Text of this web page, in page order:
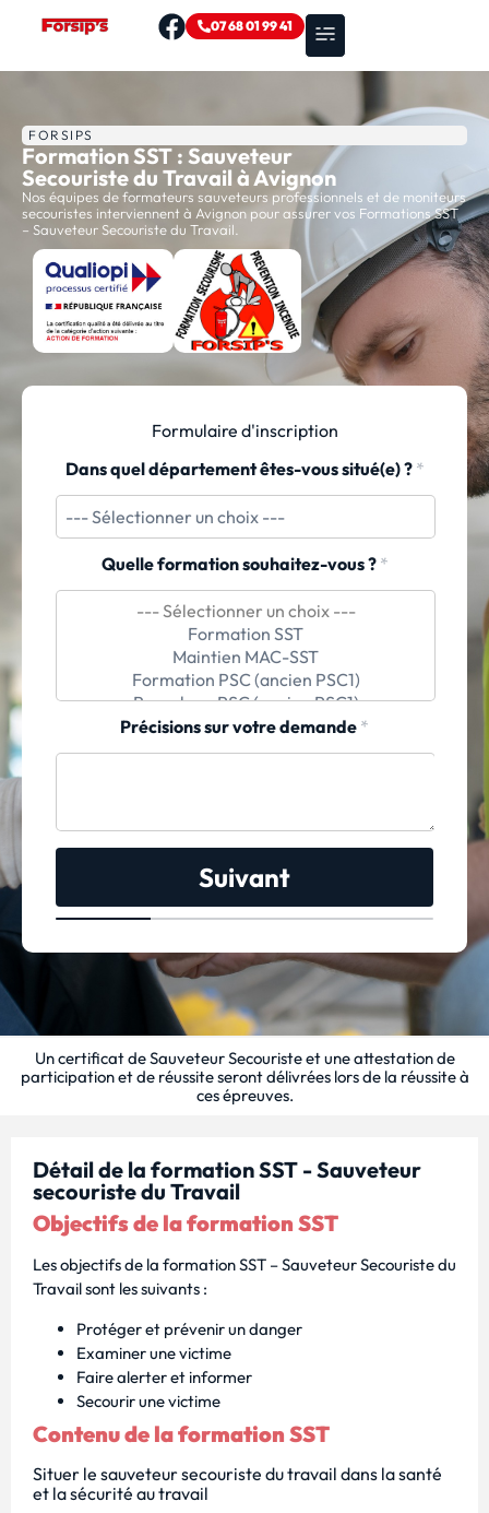
07 68 01 99 41
FORSIPS
Formation SST : Sauveteur
Secouriste du Travail à Avignon
Nos équipes de formateurs sauveteurs professionnels et de moniteurs
secouristes interviennent à Avignon pour assurer vos Formations SST
– Sauveteur Secouriste du Travail.
Formulaire d'inscription
Dans quel département êtes-vous situé(e) ? *
Quelle formation souhaitez-vous ? *
Précisions sur votre demande *
Suivant
Un certificat de Sauveteur Secouriste et une attestation de
participation et de réussite seront délivrées lors de la réussite à
ces épreuves.
Détail de la formation SST - Sauveteur
secouriste du Travail
Objectifs de la formation SST
Les objectifs de la formation SST – Sauveteur Secouriste du
Travail sont les suivants :
Protéger et prévenir un danger
Examiner une victime
Faire alerter et informer
Secourir une victime
Contenu de la formation SST
Situer le sauveteur secouriste du travail dans la santé
et la sécurité au travail